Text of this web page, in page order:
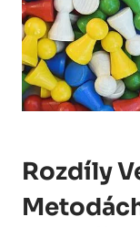
Rozdíly